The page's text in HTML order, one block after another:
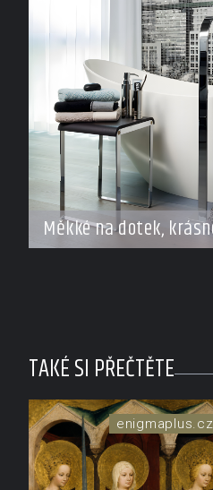
Měkké na dotek,
pohled
TAKÉ SI PŘEČTĚTE
enigmaplus.cz